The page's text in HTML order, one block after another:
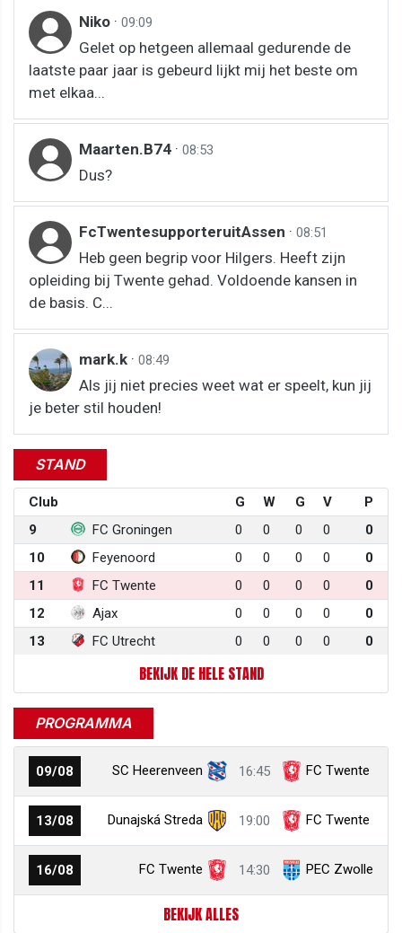
Niko · 09:09
Gelet op hetgeen allemaal gedurende de
laatste paar jaar is gebeurd lijkt mij het beste om
met elkaa...
Maarten.B74 · 08:53
Dus?
FcTwentesupporteruitAssen · 08:51
Heb geen begrip voor Hilgers. Heeft zijn
opleiding bij Twente gehad. Voldoende kansen in
de basis. C...
mark.k · 08:49
Als jij niet precies weet wat er speelt, kun jij
je beter stil houden!
STAND
Club G W G V
P
9
FC Groningen 0 0 0 0
0
10
Feyenoord 0 0 0 0
0
11
FC Twente 0 0 0 0
0
12
Ajax 0 0 0 0
0
13
FC Utrecht 0 0 0 0 0
BEKIJK DE HELE STAND
PROGRAMMA
09/08 SC Heerenveen 16:45 FC Twente
13/08 Dunajská Streda 19:00 FC Twente
16/08 FC Twente 14:30 PEC Zwolle
BEKIJK ALLES